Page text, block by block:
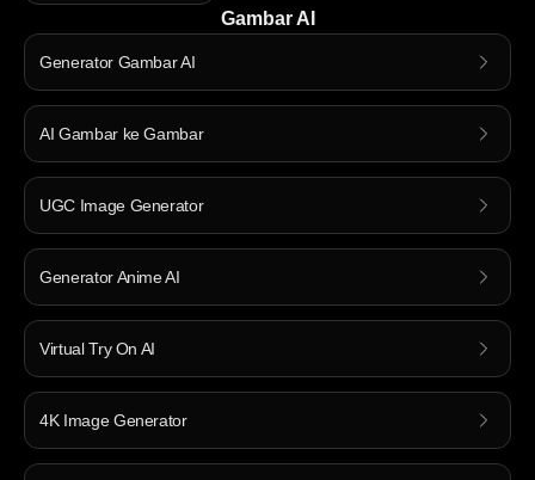
Gambar AI
Generator Gambar AI
AI Gambar ke Gambar
UGC Image Generator
Generator Anime AI
Virtual Try On AI
4K Image Generator